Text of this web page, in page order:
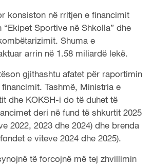
konsiston në rritjen e financimit
Sportive në Shkolla” dhe
Shuma e
arrin në 1.58 miliardë lekë.
gjithashtu afatet për raportimin
Tashmë, Ministria e
dhe KOKSH-i do të duhet të
deri në fund të shkurtit 2025
2022, 2023 dhe 2024) dhe brenda
e viteve 2024 dhe 2025).
të forcojnë më tej zhvillimin